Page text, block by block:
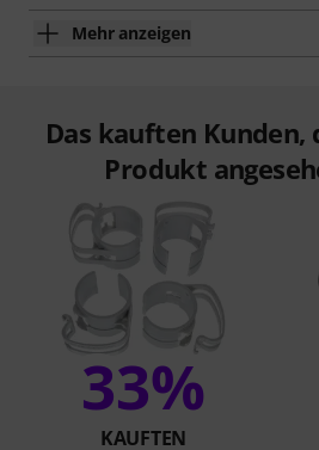
Mehr anzeigen
Das kauften Kunden,
Produkt
33%
KAUFTEN